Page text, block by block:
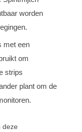
worden
met een
om
strips
plant om de
deze